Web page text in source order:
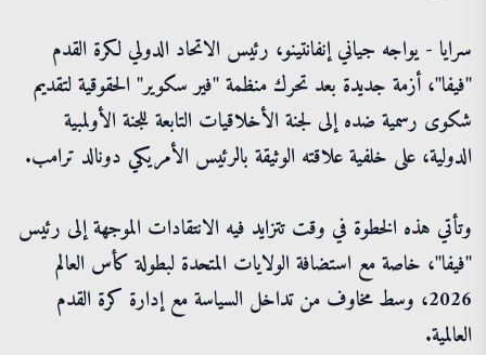
سرايا - يواجه جياني إنفانتينو، رئيس الاتحاد الدولي لكرة القدم
"فيفا"، أزمة جديدة بعد تحرك منظمة "فير سكوير" الحقوقية لتقديم
شكوى رسمية ضده إلى لجنة الأخلاقيات التابعة للجنة الأولمبية
الدولية، على خلفية علاقته الوثيقة بالرئيس الأمريكي دونالد ترامب.
وتأتي هذه الخطوة في وقت تتزايد فيه الانتقادات الموجهة إلى رئيس
"فيفا"، خاصة مع استضافة الولايات المتحدة لبطولة كأس العالم
2026، وسط مخاوف من تداخل السياسة مع إدارة كرة القدم
العالمية.